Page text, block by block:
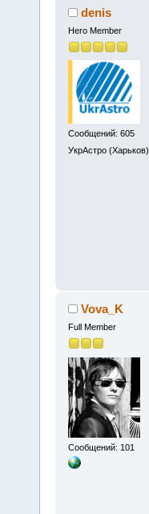
denis
Hero Member
Сообщений: 605
УкрАстро (Харьков)
Vova_K
Full Member
Сообщений: 101